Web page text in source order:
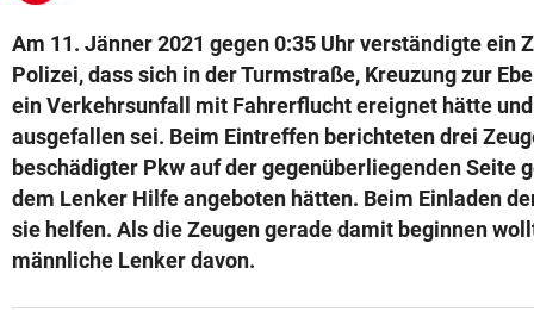
Am 11. Jänner 2021 gegen 0:35 Uhr verständigte ein
Polizei, dass sich in der Turmstraße, Kreuzung zur
ein Verkehrsunfall mit Fahrerflucht ereignet hätte und
ausgefallen sei. Beim Eintreffen berichteten drei
beschädigter Pkw auf der gegenüberliegenden Seite
dem Lenker Hilfe angeboten hätten. Beim Einladen
sie helfen. Als die Zeugen gerade damit beginnen
männliche Lenker davon.